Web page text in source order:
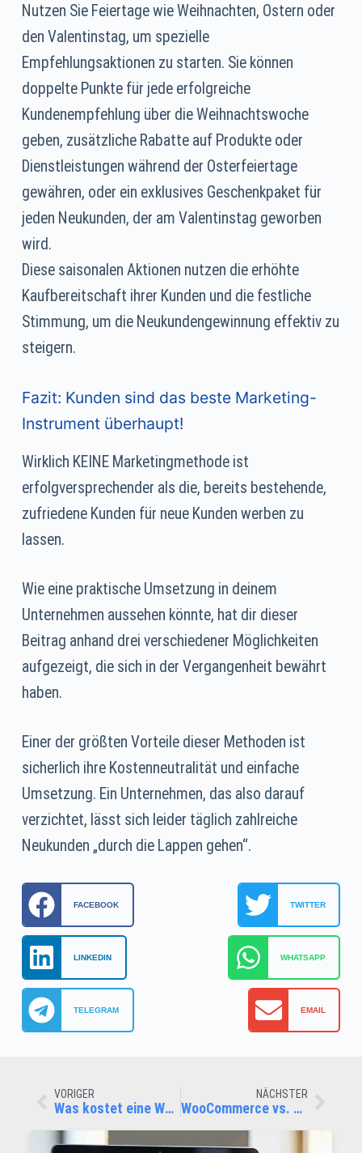
Nutzen Sie Feiertage wie Weihnachten, Ostern oder
den Valentinstag, um spezielle
Empfehlungsaktionen zu starten. Sie können
doppelte Punkte für jede erfolgreiche
Kundenempfehlung über die Weihnachtswoche
geben, zusätzliche Rabatte auf Produkte oder
Dienstleistungen während der Osterfeiertage
gewähren, oder ein exklusives Geschenkpaket für
jeden Neukunden, der am Valentinstag geworben
wird.
Diese saisonalen Aktionen nutzen die erhöhte
Kaufbereitschaft ihrer Kunden und die festliche
Stimmung, um die Neukundengewinnung effektiv zu
steigern.
Fazit: Kunden sind das beste Marketing-
Instrument überhaupt!
Wirklich KEINE Marketingmethode ist
erfolgversprechender als die, bereits bestehende,
zufriedene Kunden für neue Kunden werben zu
lassen.
Wie eine praktische Umsetzung in deinem
Unternehmen aussehen könnte, hat dir dieser
Beitrag anhand drei verschiedener Möglichkeiten
aufgezeigt, die sich in der Vergangenheit bewährt
haben.
Einer der größten Vorteile dieser Methoden ist
sicherlich ihre Kostenneutralität und einfache
Umsetzung. Ein Unternehmen, das also darauf
verzichtet, lässt sich leider täglich zahlreiche
Neukunden „durch die Lappen gehen“.
FACEBOOK TWITTER
LINKEDIN WHATSAPP
TELEGRAM EMAIL
VORIGER
Was kostet eine Webseite?
NÄCHSTER
WooCommerce vs. Shopware – Shop-System Vergleich 2021